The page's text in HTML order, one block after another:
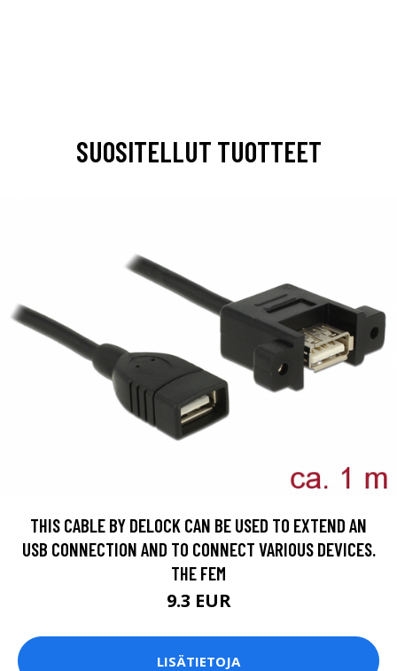
SUOSITELLUT TUOTTEET
THIS CABLE BY DELOCK CAN BE USED TO EXTEND AN
USB CONNECTION AND TO CONNECT VARIOUS DEVICES.
THE FEM
9.3 EUR
LISÄTIETOJA